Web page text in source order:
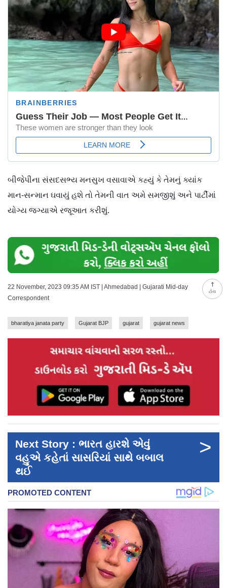
ટોચ
બીજેપીના સંસદસભ્ય મનસુખ વસાવાએ કહ્યું કે તેમનું ક્યાંક
માન-સન્માન ઘવાયું હશે તો તેમની વાત અમે સમજીશું અને પાર્ટીમાં
યોગ્ય જગ્યાએ રજૂઆત કરીશું.
22 November, 2023 09:35 AM IST | Ahmedabad | Gujarati Mid-day
Correspondent
bharatiya janata party Gujarat BJP gujarat gujarat news
Next Story : ભારત હારશે એવું
વહુએ કહેતાં સાસરિયાં સાથે બબાલ
થઈ
>